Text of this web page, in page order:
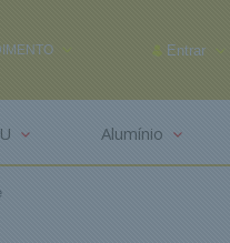
(85) 99291-2625
Entrar
Alumínio